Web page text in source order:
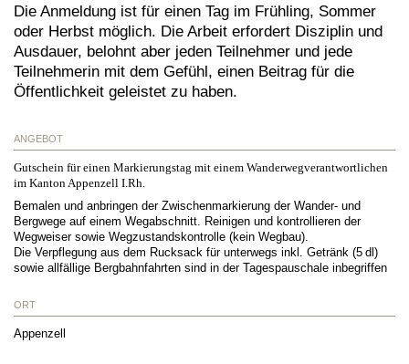
Die Anmeldung ist für einen Tag im Frühling, Sommer
oder Herbst möglich. Die Arbeit erfordert Disziplin und
Ausdauer, belohnt aber jeden Teilnehmer und jede
Teilnehmerin mit dem Gefühl, einen Beitrag für die
Öffentlichkeit geleistet zu haben.
ANGEBOT
Gutschein für einen Markierungstag mit einem Wanderwegverantwortlichen
im Kanton Appenzell I.Rh.
Bemalen und anbringen der Zwischenmarkierung der Wander- und
Bergwege auf einem Wegabschnitt. Reinigen und kontrollieren der
Wegweiser sowie Wegzustandskontrolle (kein Wegbau).
Die Verpflegung aus dem Rucksack für unterwegs inkl. Getränk (5 dl)
sowie allfällige Bergbahnfahrten sind in der Tagespauschale inbegriffen
ORT
Appenzell